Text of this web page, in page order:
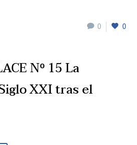
0 0
Nº 15 La
XXI tras el